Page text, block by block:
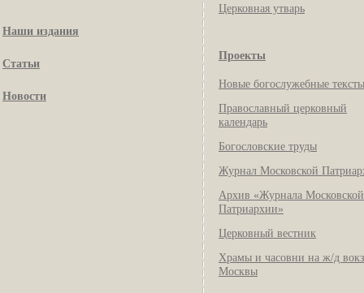
Наши издания
Статьи
Новости
Церковная утварь
Проекты
Новые богослужебные тексты
Православный церковный
календарь
Богословские труды
Журнал Московской
Архив «Журнала Московской
Патриархии»
Церковный вестник
Храмы и часовни на ж/д
Москвы